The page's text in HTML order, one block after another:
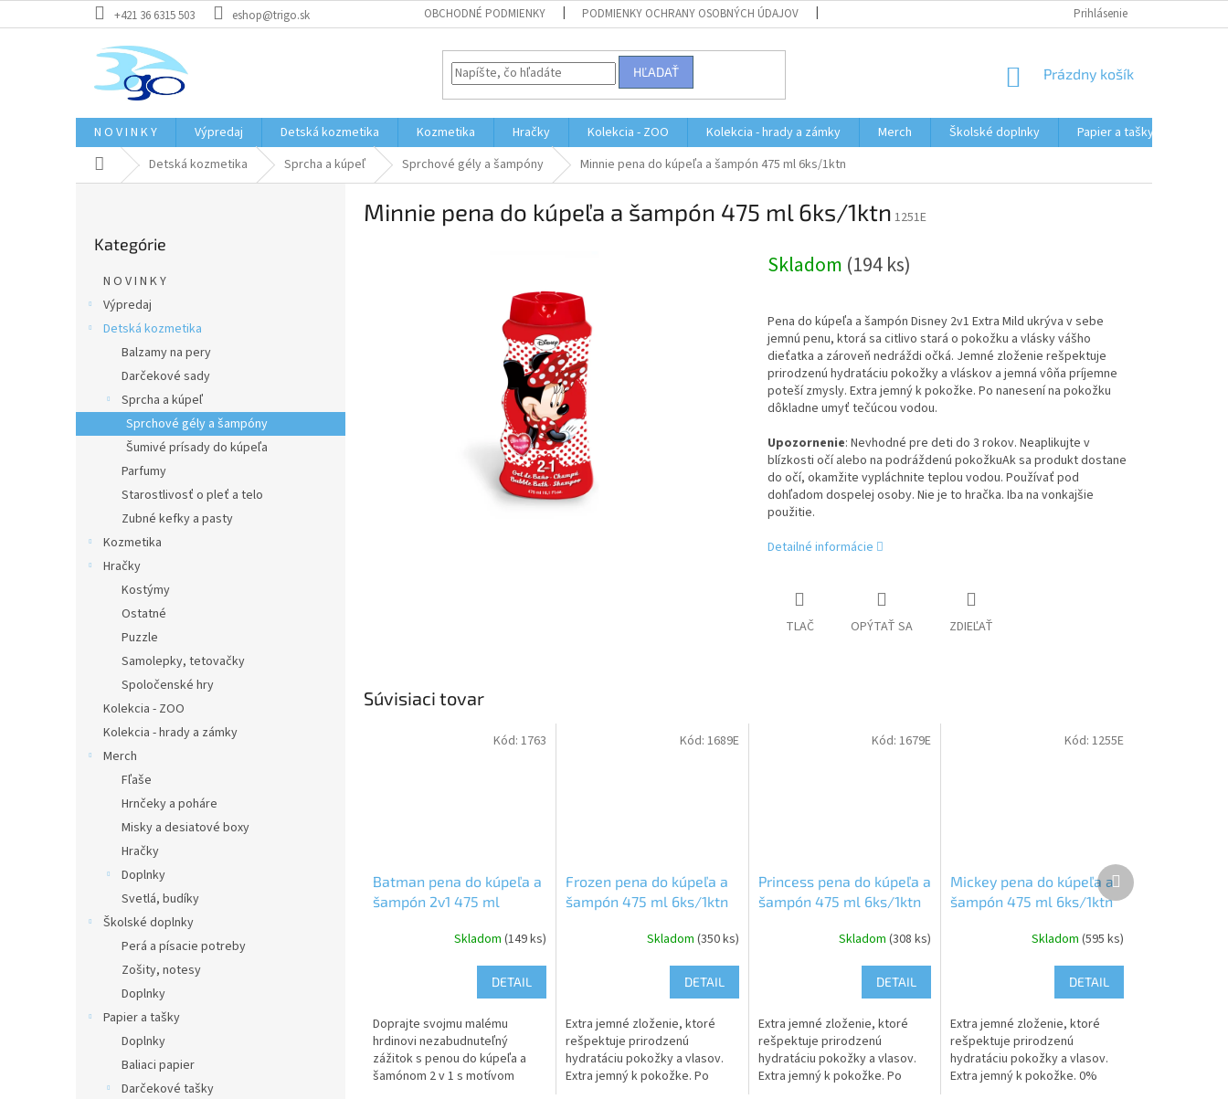
na
+421 36 6315 503 eshop@trigo.sk OBCHODNÉ PODMIENKY PODMIENKY OCHRANY OSOBNÝCH ÚDAJOV MOJA OBJEDNÁVKAPrihlásenie
HĽADAŤ
NÁKUPNÝ
Prázdny košík
N O V I N K Y Výpredaj Detská kozmetika Kozmetika Hračky Kolekcia - ZOO Kolekcia - hrady a zámky Merch Školské doplnky Papier a tašky
DomovDetská kozmetika Sprcha a kúpeľ Sprchové gély a šampóny Minnie pena do kúpeľa a šampón 475 ml 6ks/1ktn
kategórie
Kategórie
N O V I N K Y
Výpredaj
Detská kozmetika
Balzamy na pery
Darčekové sady
Sprcha a kúpeľ
Sprchové gély a šampóny
Šumivé prísady do kúpeľa
Parfumy
Starostlivosť o pleť a telo
Zubné kefky a pasty
Kozmetika
Hračky
Kostýmy
Ostatné
Puzzle
Samolepky, tetovačky
Spoločenské hry
Kolekcia - ZOO
Kolekcia - hrady a zámky
Merch
Fľaše
Hrnčeky a poháre
Misky a desiatové boxy
Hračky
Doplnky
Svetlá, budíky
Školské doplnky
Perá a písacie potreby
Zošity, notesy
Doplnky
Papier a tašky
Doplnky
Baliaci papier
Darčekové tašky
Minnie pena do kúpeľa a šampón 475 ml 6ks/1ktn 1251E
Skladom (194 ks)
Pena do kúpeľa a šampón Disney 2v1 Extra Mild ukrýva v sebe
jemnú penu, ktorá sa citlivo stará o pokožku a vlásky vášho
dieťatka a zároveň nedráždi očká. Jemné zloženie rešpektuje
prirodzenú hydratáciu pokožky a vláskov a jemná vôňa príjemne
poteší zmysly. Extra jemný k pokožke. Po nanesení na pokožku
dôkladne umyť tečúcou vodou.
Upozornenie: Nevhodné pre deti do 3 rokov. Neaplikujte v
blízkosti očí alebo na podráždenú pokožkuAk sa produkt dostane
do očí, okamžite vypláchnite teplou vodou. Používať pod
dohľadom dospelej osoby. Nie je to hračka. Iba na vonkajšie
použitie.
Detailné informácie
TLAČ OPÝTAŤ SA ZDIEĽAŤ
Súvisiaci tovar
Batman pena do kúpeľa a
šampón 2v1 475 ml
Skladom (149 ks)
DETAIL
Doprajte svojmu malému
hrdinovi nezabudnuteľný
zážitok s penou do kúpeľa a
šamónom 2 v 1 s motívom
Kód: 1763
Frozen pena do kúpeľa a
šampón 475 ml 6ks/1ktn
Skladom (350 ks)
DETAIL
Extra jemné zloženie, ktoré
rešpektuje prirodzenú
hydratáciu pokožky a vlasov.
Extra jemný k pokožke. Po
Kód: 1689E
Princess pena do kúpeľa a
šampón 475 ml 6ks/1ktn
Skladom(308 ks)
DETAIL
Extra jemné zloženie, ktoré
rešpektuje prirodzenú
hydratáciu pokožky a vlasov.
Extra jemný k pokožke. Po
Kód:1679E
Mickey pena do kúpeľa a
šampón 475 ml 6ks/1ktn
Skladom (595 ks)
DETAIL
Extra jemné zloženie, ktoré
rešpektuje prirodzenú
hydratáciu pokožky a vlasov.
Extra jemný k pokožke. 0%
Kód: 1255E
Ďalší
produkt